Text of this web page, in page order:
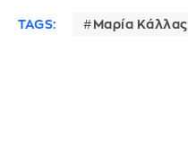
TAGS: Μαρία Κάλλας